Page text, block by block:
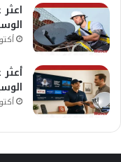
أكتوبر
أكتوبر